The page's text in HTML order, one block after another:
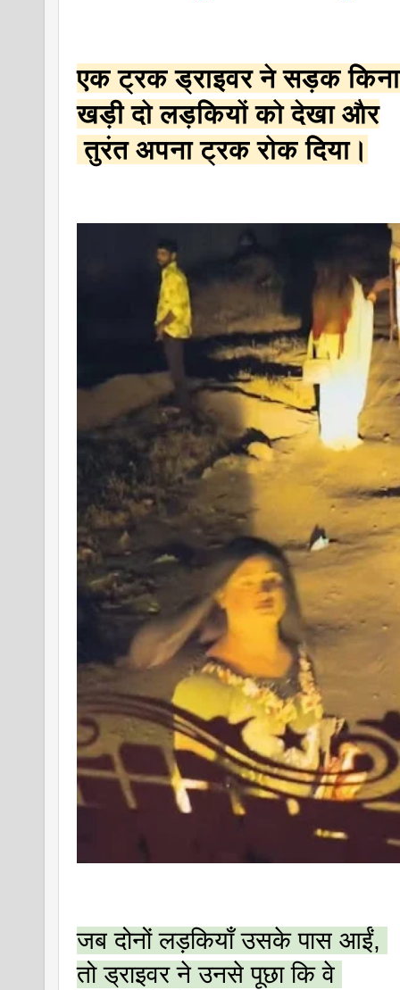
एक ट्रक ड्राइवर ने सड़क
खड़ी दो लड़कियों को देखा और
तुरंत अपना ट्रक रोक दिया।
जब दोनों लड़कियाँ उसके पास आईं,
तो ड्राइवर ने उनसे पूछा कि वे